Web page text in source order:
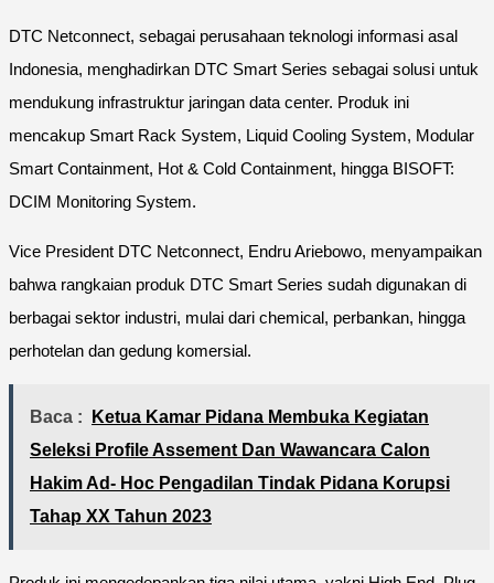
DTC Netconnect, sebagai perusahaan teknologi informasi asal
Indonesia, menghadirkan DTC Smart Series sebagai solusi untuk
mendukung infrastruktur jaringan data center. Produk ini
mencakup Smart Rack System, Liquid Cooling System, Modular
Smart Containment, Hot & Cold Containment, hingga BISOFT:
DCIM Monitoring System.
Vice President DTC Netconnect, Endru Ariebowo, menyampaikan
bahwa rangkaian produk DTC Smart Series sudah digunakan di
berbagai sektor industri, mulai dari chemical, perbankan, hingga
perhotelan dan gedung komersial.
Baca :
Ketua Kamar Pidana Membuka Kegiatan
Seleksi Profile Assement Dan Wawancara Calon
Hakim Ad- Hoc Pengadilan Tindak Pidana Korupsi
Tahap XX Tahun 2023